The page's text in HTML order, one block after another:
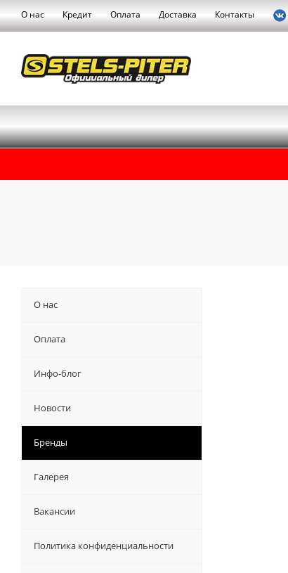
О нас Кредит Оплата Доставка Контакты
О нас
Оплата
Инфо-блог
Новости
Бренды
Галерея
Вакансии
Политика конфиденциальности